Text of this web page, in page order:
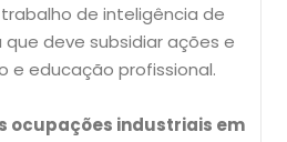
de inteligência de
deve subsidiar ações e
e educação profissional.
ocupações industriais em